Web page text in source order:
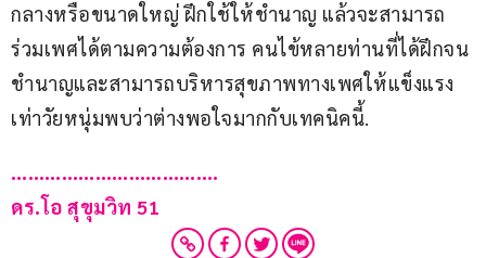
กลางหรือขนาดใหญ่ ฝึกใช้ให้ชำนาญ แล้วจะสามารถ
ร่วมเพศได้ตามความต้องการ คนไข้หลายท่านที่ได้ฝึกจน
ชำนาญและสามารถบริหารสุขภาพทางเพศให้แข็งแรง
เท่าวัยหนุ่มพบว่าต่างพอใจมากกับเทคนิคนี้.
……………………………….
ดร.โอ สุขุมวิท 51